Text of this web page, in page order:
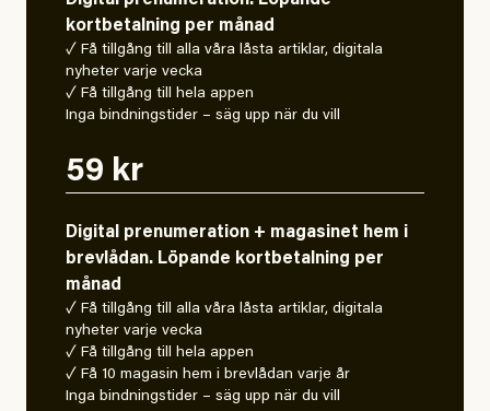
kortbetalning per månad
✓ Få tillgång till alla våra låsta artiklar, digitala
nyheter varje vecka
✓ Få tillgång till hela appen
Inga bindningstider – säg upp när du vill
59 kr
Digital prenumeration + magasinet hem i
brevlådan. Löpande kortbetalning per
månad
✓ Få tillgång till alla våra låsta artiklar, digitala
nyheter varje vecka
✓ Få tillgång till hela appen
✓ Få 10 magasin hem i brevlådan varje år
Inga bindningstider – säg upp när du vill